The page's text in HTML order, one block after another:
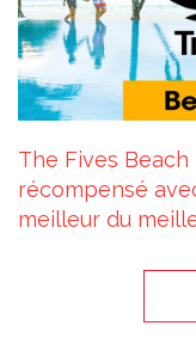
The Fives
récompensé
meilleur du